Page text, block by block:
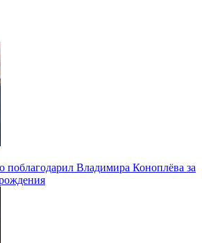
поблагодарил Владимира Коноплёва за